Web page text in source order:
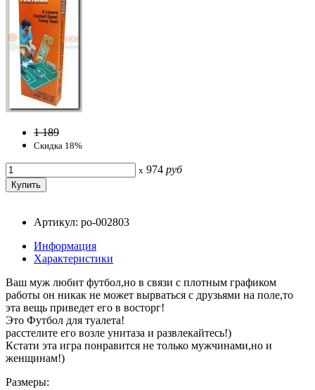
1 189
Скидка 18%
x 974 руб
Артикул: po-002803
Информация
Характеристики
Ваш муж любит футбол,но в связи с плотным графиком
работы он никак не может вырваться с друзьями на поле,то
эта вещь приведет его в восторг!
Это Футбол для туалета!
расстелите его возле унитаза и развлекайтесь!)
Кстати эта игра понравится не только мужчинами,но и
женщинам!)
Размеры: